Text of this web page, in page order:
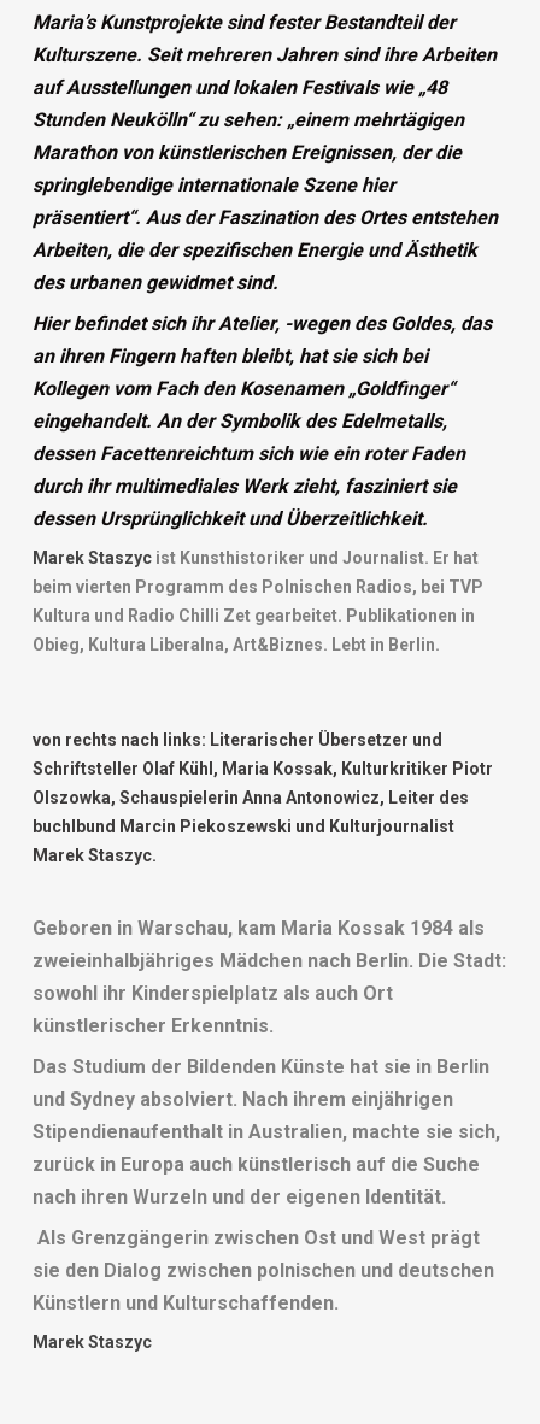
Maria’s Kunstprojekte sind fester Bestandteil der
Kulturszene. Seit mehreren Jahren sind ihre Arbeiten
auf Ausstellungen und lokalen Festivals wie „48
Stunden Neukölln“ zu sehen: „einem mehrtägigen
Marathon von künstlerischen Ereignissen, der die
springlebendige internationale Szene hier
präsentiert“. Aus der Faszination des Ortes entstehen
Arbeiten, die der spezifischen Energie und Ästhetik
des urbanen gewidmet sind.
Hier befindet sich ihr Atelier, -wegen des Goldes, das
an ihren Fingern haften bleibt, hat sie sich bei
Kollegen vom Fach den Kosenamen „Goldfinger“
eingehandelt. An der Symbolik des Edelmetalls,
dessen Facettenreichtum sich wie ein roter Faden
durch ihr multimediales Werk zieht, fasziniert sie
dessen Ursprünglichkeit und Überzeitlichkeit.
Marek Staszyc ist Kunsthistoriker und Journalist. Er hat
beim vierten Programm des Polnischen Radios, bei TVP
Kultura und Radio Chilli Zet gearbeitet. Publikationen in
Obieg, Kultura Liberalna, Art&Biznes. Lebt in Berlin.
von rechts nach links: Literarischer Übersetzer und
Schriftsteller Olaf Kühl, Maria Kossak, Kulturkritiker Piotr
Olszowka, Schauspielerin Anna Antonowicz, Leiter des
buchIbund Marcin Piekoszewski und Kulturjournalist
Marek Staszyc.
Geboren in Warschau, kam Maria Kossak 1984 als
zweieinhalbjähriges Mädchen nach Berlin. Die Stadt:
sowohl ihr Kinderspielplatz als auch Ort
künstlerischer Erkenntnis.
Das Studium der Bildenden Künste hat sie in Berlin
und Sydney absolviert. Nach ihrem einjährigen
Stipendienaufenthalt in Australien, machte sie sich,
zurück in Europa auch künstlerisch auf die Suche
nach ihren Wurzeln und der eigenen Identität.
Als Grenzgängerin zwischen Ost und West prägt
sie den Dialog zwischen polnischen und deutschen
Künstlern und Kulturschaffenden.
Marek Staszyc